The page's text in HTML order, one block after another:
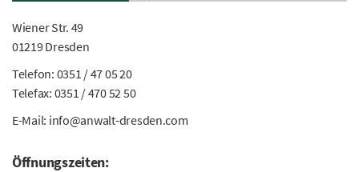
Wiener Str. 49
01219 Dresden
Telefon: 0351 / 47 05 20
Telefax: 0351 / 470 52 50
E-Mail: info@anwalt-dresden.com
Öffnungszeiten: